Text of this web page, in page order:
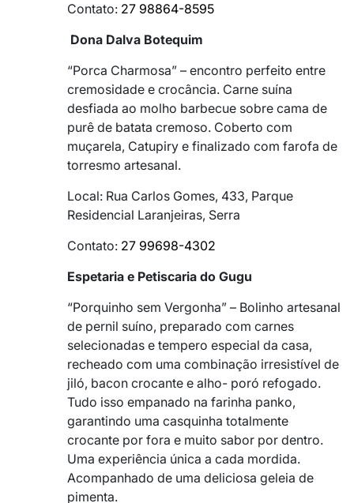
Contato: 27 98864-8595
Dona Dalva Botequim
“Porca Charmosa” – encontro perfeito entre
cremosidade e crocância. Carne suína
desfiada ao molho barbecue sobre cama de
purê de batata cremoso. Coberto com
muçarela, Catupiry e finalizado com farofa de
torresmo artesanal.
Local: Rua Carlos Gomes, 433, Parque
Residencial Laranjeiras, Serra
Contato: 27 99698-4302
Espetaria e Petiscaria do Gugu
“Porquinho sem Vergonha” – Bolinho artesanal
de pernil suíno, preparado com carnes
selecionadas e tempero especial da casa,
recheado com uma combinação irresistível de
jiló, bacon crocante e alho- poró refogado.
Tudo isso empanado na farinha panko,
garantindo uma casquinha totalmente
crocante por fora e muito sabor por dentro.
Uma experiência única a cada mordida.
Acompanhado de uma deliciosa geleia de
pimenta.